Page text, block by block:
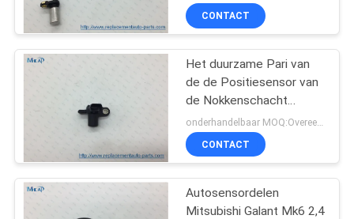
NEEM
CONTACT
OP
VERZOEK
EEN
CITAAT
Matrijslexus
CONTACT
Het duurzame Pari van
de de Positiesensor van
de Nokkenschacht
37804-plc-006 37804-
plc-005 37840-rjh-006
voor 2001-2005 Honda
CONTACT
Autosensordelen
Mitsubishi Galant Mk6 2,4